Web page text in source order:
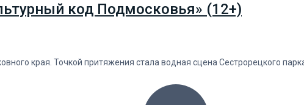
код Подмосковья» (12+)
края. Точкой притяжения стала водная сцена Сестрорецкого